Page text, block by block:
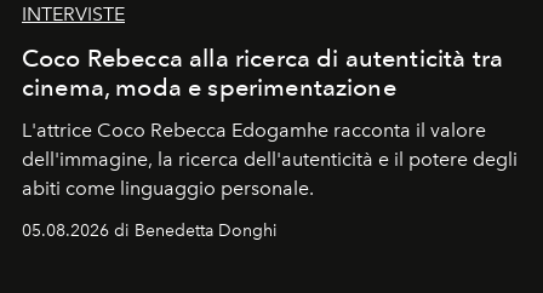
INTERVISTE
Coco Rebecca alla ricerca di autenticità tra
cinema, moda e sperimentazione
L'attrice Coco Rebecca Edogamhe racconta il valore
dell'immagine, la ricerca dell'autenticità e il potere degli
abiti come linguaggio personale.
05.08.2026 di Benedetta Donghi